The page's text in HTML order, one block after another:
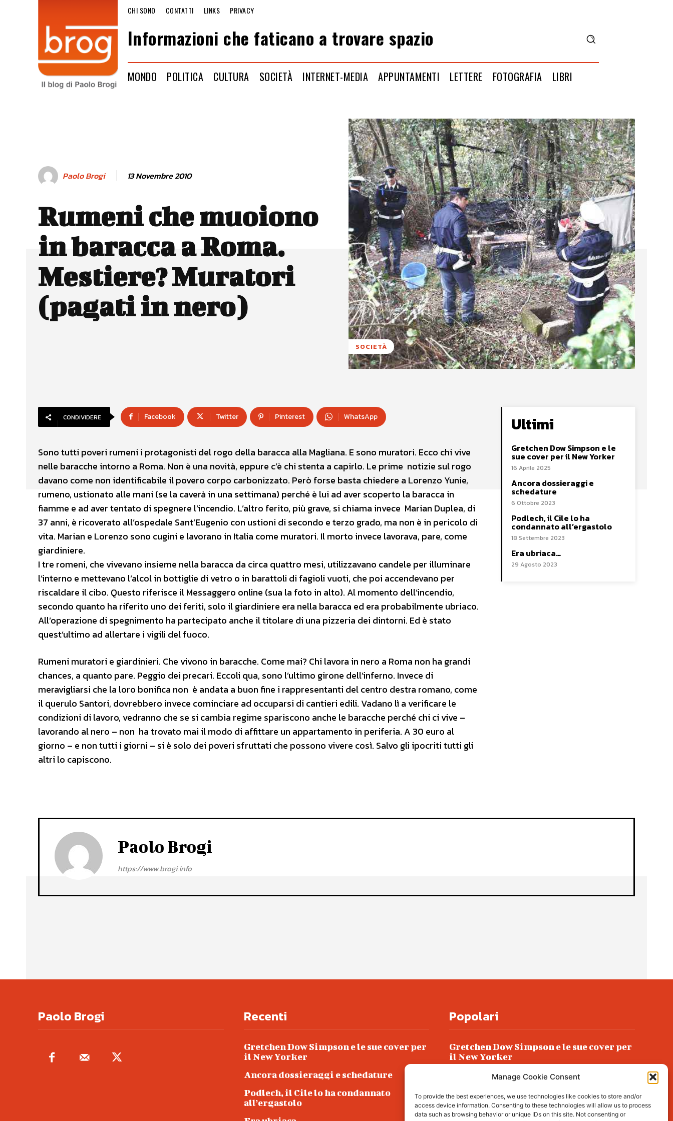
Manage Cookie Consent
To provide the best experiences, we use technologies like cookies to store and/or
access device information. Consenting to these technologies will allow us to process
data such as browsing behavior or unique IDs on this site. Not consenting or
CHI SONO CONTATTI LINKS PRIVACY
Informazioni che faticano a trovare spazio
MONDO POLITICA CULTURA SOCIETÀ INTERNET-MEDIA APPUNTAMENTI LETTERE FOTOGRAFIA LIBRI
Paolo Brogi 13 Novembre 2010
Rumeni che muoiono
in baracca a Roma.
Mestiere? Muratori
(pagati in nero)
SOCIETÀ
CONDIVIDERE Facebook Twitter Pinterest WhatsApp
Sono tutti poveri rumeni i protagonisti del rogo della baracca alla Magliana. E sono muratori. Ecco chi vive
nelle baracche intorno a Roma. Non è una novità, eppure c’è chi stenta a capirlo. Le prime notizie sul rogo
davano come non identificabile il povero corpo carbonizzato. Però forse basta chiedere a Lorenzo Yunie,
rumeno, ustionato alle mani (se la caverà in una settimana) perché è lui ad aver scoperto la baracca in
fiamme e ad aver tentato di spegnere l’incendio. L’altro ferito, più grave, si chiama invece Marian Duplea, di
37 anni, è ricoverato all’ospedale Sant’Eugenio con ustioni di secondo e terzo grado, ma non è in pericolo di
vita. Marian e Lorenzo sono cugini e lavorano in Italia come muratori. Il morto invece lavorava, pare, come
giardiniere.
I tre romeni, che vivevano insieme nella baracca da circa quattro mesi, utilizzavano candele per illuminare
l’interno e mettevano l’alcol in bottiglie di vetro o in barattoli di fagioli vuoti, che poi accendevano per
riscaldare il cibo. Questo riferisce il Messaggero online (sua la foto in alto). Al momento dell’incendio,
secondo quanto ha riferito uno dei feriti, solo il giardiniere era nella baracca ed era probabilmente ubriaco.
All’operazione di spegnimento ha partecipato anche il titolare di una pizzeria dei dintorni. Ed è stato
quest’ultimo ad allertare i vigili del fuoco.
Rumeni muratori e giardinieri. Che vivono in baracche. Come mai? Chi lavora in nero a Roma non ha grandi
chances, a quanto pare. Peggio dei precari. Eccoli qua, sono l’ultimo girone dell’inferno. Invece di
meravigliarsi che la loro bonifica non è andata a buon fine i rappresentanti del centro destra romano, come
il querulo Santori, dovrebbero invece cominciare ad occuparsi di cantieri edili. Vadano lì a verificare le
condizioni di lavoro, vedranno che se si cambia regime spariscono anche le baracche perché chi ci vive –
lavorando al nero – non ha trovato mai il modo di affittare un appartamento in periferia. A 30 euro al
giorno – e non tutti i giorni – si è solo dei poveri sfruttati che possono vivere così. Salvo gli ipocriti tutti gli
altri lo capiscono.
Ultimi
Gretchen Dow Simpson e le
sue cover per il New Yorker
16 Aprile 2025
Ancora dossieraggi e
schedature
6 Ottobre 2023
Podlech, il Cile lo ha
condannato all’ergastolo
18 Settembre 2023
Era ubriaca…
29 Agosto 2023
Paolo Brogi
https://www.brogi.info
Paolo Brogi Recenti
Gretchen Dow Simpson e le sue cover per
il New Yorker
Ancora dossieraggi e schedature
Podlech, il Cile lo ha condannato
all’ergastolo
Popolari
Gretchen Dow Simpson e le sue cover per
il New Yorker
Ancora dossieraggi e schedature
Podlech, il Cile lo ha condannato
all’ergastolo